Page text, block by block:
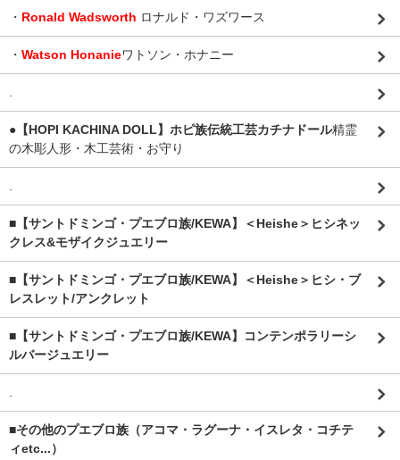
・ Ronald Wadsworth ロナルド・ワズワース
・ Watson Honanieワトソン・ホナニー
.
●【HOPI KACHINA DOLL】ホピ族伝統工芸カチナドール精霊
の木彫人形・木工芸術・お守り
.
■【サントドミンゴ・プエブロ族/KEWA】＜Heishe＞ヒシネッ
クレス&モザイクジュエリー
■【サントドミンゴ・プエブロ族/KEWA】＜Heishe＞ヒシ・ブ
レスレット/アンクレット
■【サントドミンゴ・プエブロ族/KEWA】コンテンポラリーシ
ルバージュエリー
.
■その他のプエブロ族（アコマ・ラグーナ・イスレタ・コチテ
ィetc...）